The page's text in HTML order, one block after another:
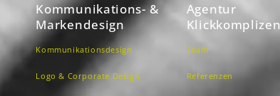
Kommunikations- &
Markendesign
Kommunikationsdesign
Logo & Corporate Design
Agentur
Klickkomplizen
Team
Referenzen